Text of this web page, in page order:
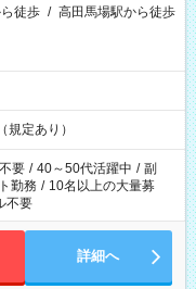
徒歩 / 高田馬場駅から徒歩
定あり）
要 / 40～50代活躍中 / 副
勤務 / 10名以上の大量募
不要
詳細へ